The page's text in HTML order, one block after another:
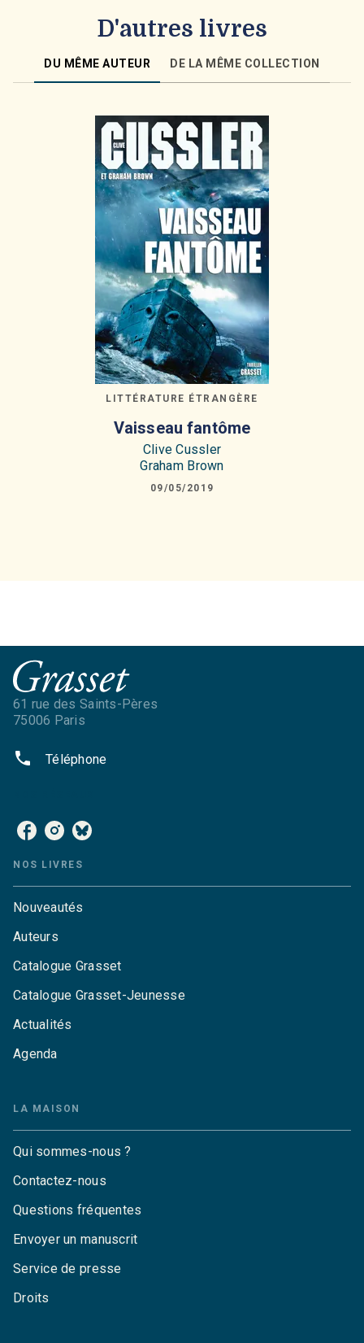
D'autres livres
DU MÊME AUTEUR DE LA MÊME COLLECTION
LITTÉRATURE ÉTRANGÈRE
Vaisseau fantôme
Clive Cussler
Graham Brown
09/05/2019
61 rue des Saints-Pères
75006 Paris
phone Téléphone
NOS LIVRES
Nouveautés
Auteurs
Catalogue Grasset
Catalogue Grasset-Jeunesse
Actualités
Agenda
LA MAISON
Qui sommes-nous ?
Contactez-nous
Questions fréquentes
Envoyer un manuscrit
Service de presse
Droits